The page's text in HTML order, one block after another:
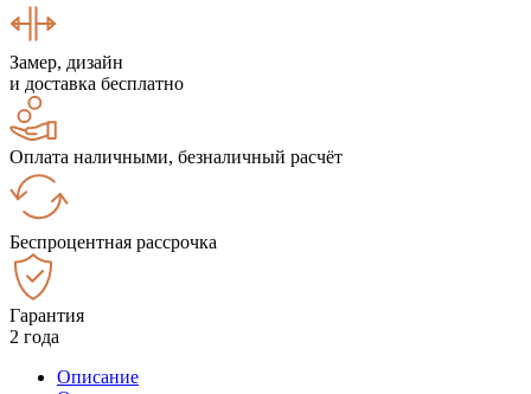
Замер, дизайн
и доставка бесплатно
Оплата наличными, безналичный расчёт
Беспроцентная рассрочка
Гарантия
2 года
Описание